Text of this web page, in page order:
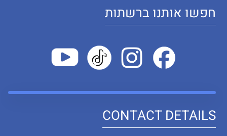
חפשו אותנו ברשתות
CONTACT DETAILS